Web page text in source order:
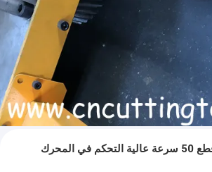
قطع ناعم لا حفرة قطع 50 سرعة عالية التحكم في المحرك